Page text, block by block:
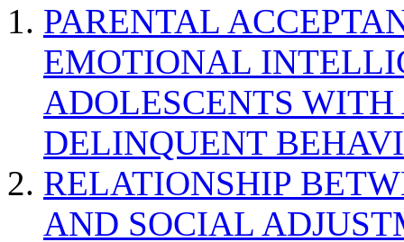
PARENTAL
EMOTIONAL
ADOLESCENTS
DELINQUENT
RELATIONSHIP
AND SOCIAL